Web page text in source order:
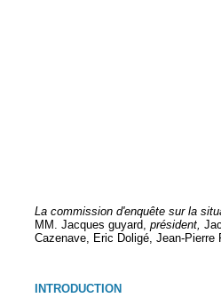
La commission d'enquête sur la
MM. Jacques guyard, président,
Cazenave, Eric Doligé, Jean-
INTRODUCTION